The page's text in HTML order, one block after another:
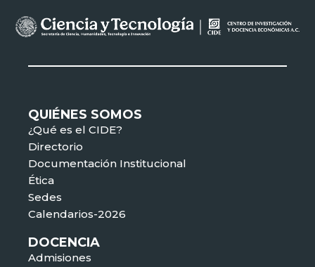
QUIÉNES SOMOS
¿Qué es el CIDE?
Directorio
Documentación Institucional
Ética
Sedes
Calendarios-2026
DOCENCIA
Admisiones